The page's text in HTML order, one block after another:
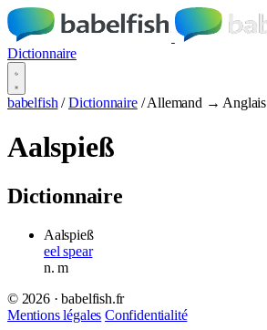
Dictionnaire
babelfish / Dictionnaire / Allemand → Anglais
Aalspieß
Dictionnaire
Aalspieß
eel spear
n.m
© 2026 · babelfish.fr
Mentions légales Confidentialité